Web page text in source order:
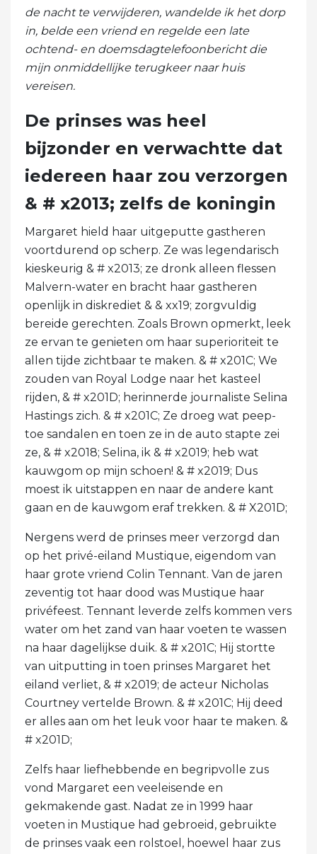
de nacht te verwijderen, wandelde ik het dorp
in, belde een vriend en regelde een late
ochtend- en doemsdagtelefoonbericht die
mijn onmiddellijke terugkeer naar huis
vereisen.
De prinses was heel
bijzonder en verwachtte dat
iedereen haar zou verzorgen
& # x2013; zelfs de koningin
Margaret hield haar uitgeputte gastheren
voortdurend op scherp. Ze was legendarisch
kieskeurig & # x2013; ze dronk alleen flessen
Malvern-water en bracht haar gastheren
openlijk in diskrediet & & xx19; zorgvuldig
bereide gerechten. Zoals Brown opmerkt, leek
ze ervan te genieten om haar superioriteit te
allen tijde zichtbaar te maken. & # x201C; We
zouden van Royal Lodge naar het kasteel
rijden, & # x201D; herinnerde journaliste Selina
Hastings zich. & # x201C; Ze droeg wat peep-
toe sandalen en toen ze in de auto stapte zei
ze, & # x2018; Selina, ik & # x2019; heb wat
kauwgom op mijn schoen! & # x2019; Dus
moest ik uitstappen en naar de andere kant
gaan en de kauwgom eraf trekken. & # X201D;
Nergens werd de prinses meer verzorgd dan
op het privé-eiland Mustique, eigendom van
haar grote vriend Colin Tennant. Van de jaren
zeventig tot haar dood was Mustique haar
privéfeest. Tennant leverde zelfs kommen vers
water om het zand van haar voeten te wassen
na haar dagelijkse duik. & # x201C; Hij stortte
van uitputting in toen prinses Margaret het
eiland verliet, & # x2019; de acteur Nicholas
Courtney vertelde Brown. & # x201C; Hij deed
er alles aan om het leuk voor haar te maken. &
# x201D;
Zelfs haar liefhebbende en begripvolle zus
vond Margaret een veeleisende en
gekmakende gast. Nadat ze in 1999 haar
voeten in Mustique had gebroeid, gebruikte
de prinses vaak een rolstoel, hoewel haar zus